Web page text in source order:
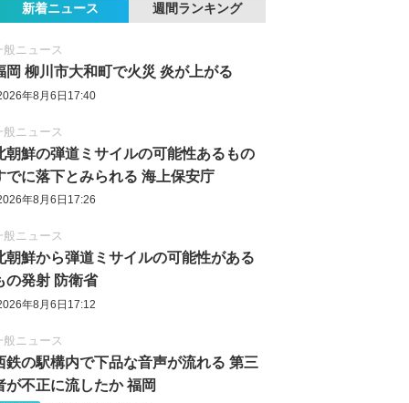
新着ニュース 週間ランキング
般ニュース
岡 柳川市大和町で火災 炎が上がる
年8月6日17:40
般ニュース
朝鮮の弾道ミサイルの可能性あるもの
でに落下とみられる 海上保安庁
年8月6日17:26
般ニュース
朝鮮から弾道ミサイルの可能性がある
の発射 防衛省
年8月6日17:12
般ニュース
鉄の駅構内で下品な音声が流れる 第三
が不正に流したか 福岡